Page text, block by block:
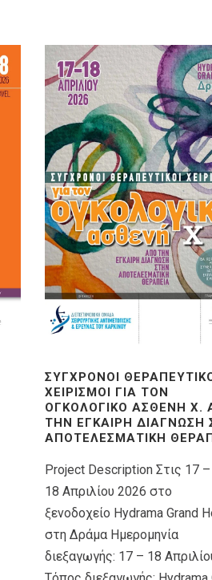
ΣΎΓΧΡΟΝΟΙ
ΧΕΙΡΙΣΜΟΊ ΓΙΑ ΤΟΝ
ΟΓΚΟΛΟΓΙΚΌ ΑΣΘΕΝΉ X.
ΤΗΝ ΈΓΚΑΙΡΗ ΔΙΆΓΝΩΣΗ
ΑΠΟΤΕΛΕΣΜΑΤΙΚΉ
Project Description Στις 17 –
18 Απριλίου 2026 στο
ξενοδοχείο Hydrama Grand
στη Δράμα Ημερομηνία
διεξαγωγής: 17 – 18